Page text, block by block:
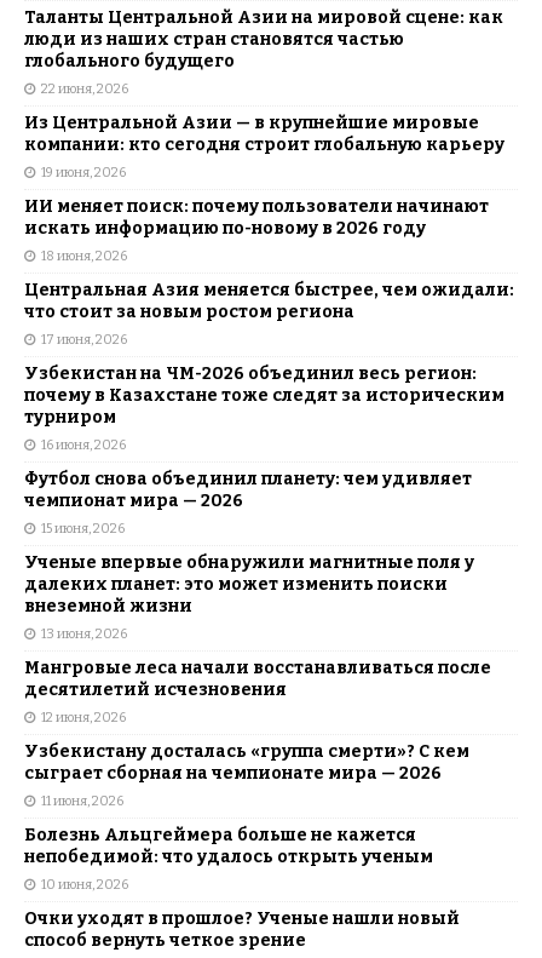
Таланты Центральной Азии на мировой сцене: как
люди из наших стран становятся частью
глобального будущего
22 июня, 2026
Из Центральной Азии — в крупнейшие мировые
компании: кто сегодня строит глобальную карьеру
19 июня, 2026
ИИ меняет поиск: почему пользователи начинают
искать информацию по-новому в 2026 году
18 июня, 2026
Центральная Азия меняется быстрее, чем ожидали:
что стоит за новым ростом региона
17 июня, 2026
Узбекистан на ЧМ-2026 объединил весь регион:
почему в Казахстане тоже следят за историческим
турниром
16 июня, 2026
Футбол снова объединил планету: чем удивляет
чемпионат мира — 2026
15 июня, 2026
Ученые впервые обнаружили магнитные поля у
далеких планет: это может изменить поиски
внеземной жизни
13 июня, 2026
Мангровые леса начали восстанавливаться после
десятилетий исчезновения
12 июня, 2026
Узбекистану досталась «группа смерти»? С кем
сыграет сборная на чемпионате мира — 2026
11 июня, 2026
Болезнь Альцгеймера больше не кажется
непобедимой: что удалось открыть ученым
10 июня, 2026
Очки уходят в прошлое? Ученые нашли новый
способ вернуть четкое зрение